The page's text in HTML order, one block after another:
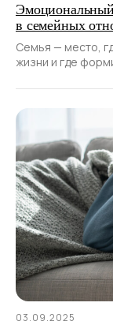
в семейных
Семья — место,
жизни и где
03.09.2025